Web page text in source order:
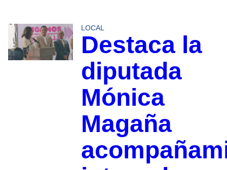
LOCAL
Destaca la
diputada
Mónica
Magaña